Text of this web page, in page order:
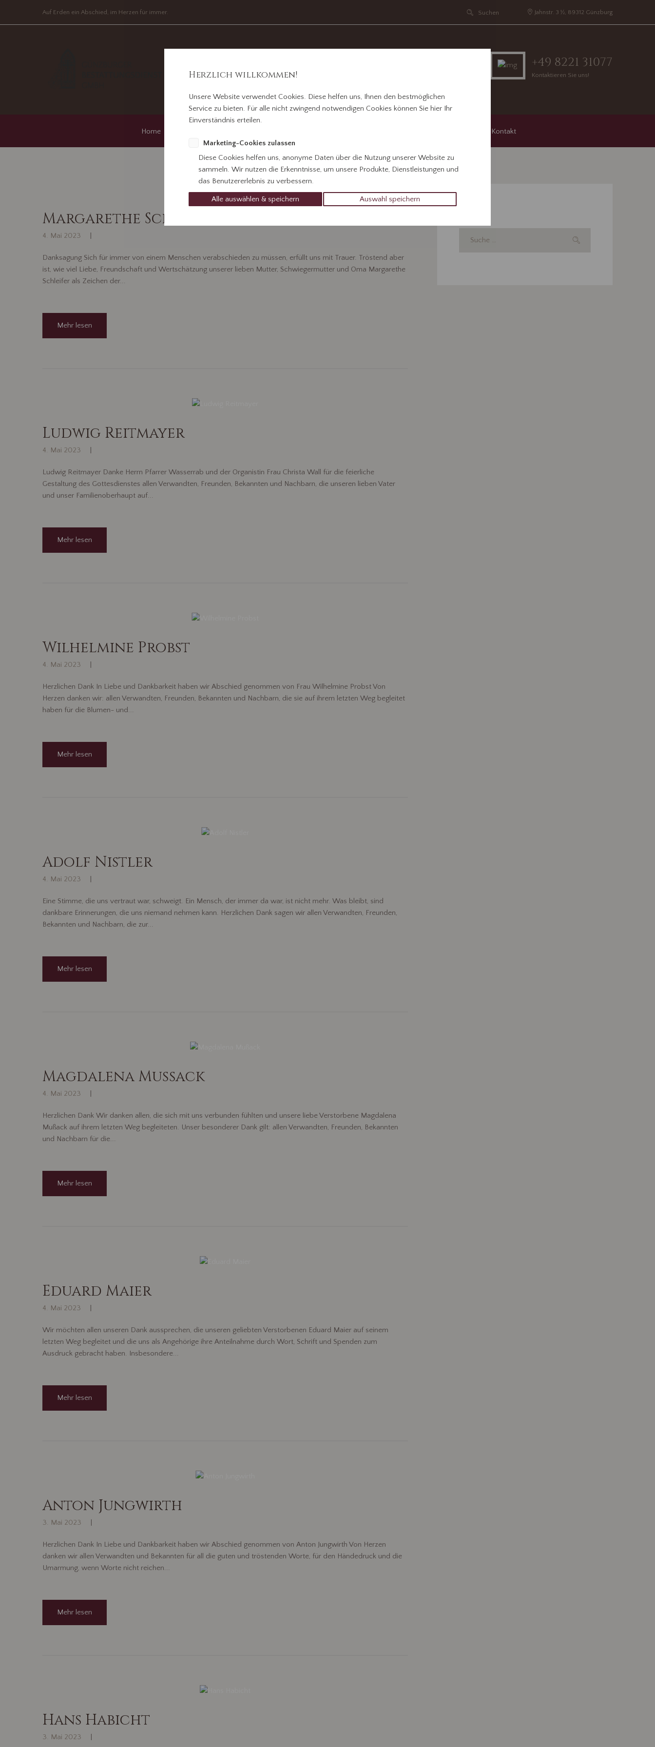
Auf Erden ein Abschied, im Herzen für immer. Jahnstr. 3 ½, 89312 Günzburg
+49 8221 31077
Kontaktieren Sie uns!
Home Kontakt
Margarethe Schleifer
4. Mai 2023
Danksagung Sich für immer von einem Menschen verabschieden zu müssen, erfüllt uns mit Trauer. Tröstend aber
ist, wie viel Liebe, Freundschaft und Wertschätzung unserer lieben Mutter, Schwiegermutter und Oma Margarethe
Schleifer als Zeichen der...
Mehr lesen
Ludwig Reitmayer
4. Mai 2023
Ludwig Reitmayer Danke Herrn Pfarrer Wasserrab und der Organistin Frau Christa Wall für die feierliche
Gestaltung des Gottesdienstes allen Verwandten, Freunden, Bekannten und Nachbarn, die unseren lieben Vater
und unser Familienoberhaupt auf...
Mehr lesen
Wilhelmine Probst
4. Mai 2023
Herzlichen Dank In Liebe und Dankbarkeit haben wir Abschied genommen von Frau Wilhelmine Probst Von
Herzen danken wir: allen Verwandten, Freunden, Bekannten und Nachbarn, die sie auf ihrem letzten Weg begleitet
haben für die Blumen- und...
Mehr lesen
Adolf Nistler
4. Mai 2023
Eine Stimme, die uns vertraut war, schweigt. Ein Mensch, der immer da war, ist nicht mehr. Was bleibt, sind
dankbare Erinnerungen, die uns niemand nehmen kann. Herzlichen Dank sagen wir allen Verwandten, Freunden,
Bekannten und Nachbarn, die zur...
Mehr lesen
Magdalena Mußack
4. Mai 2023
Herzlichen Dank Wir danken allen, die sich mit uns verbunden fühlten und unsere liebe Verstorbene Magdalena
Mußack auf ihrem letzten Weg begleiteten. Unser besonderer Dank gilt: allen Verwandten, Freunden, Bekannten
und Nachbarn für die...
Mehr lesen
Eduard Maier
4. Mai 2023
Wir möchten allen unseren Dank aussprechen, die unseren geliebten Verstorbenen Eduard Maier auf seinem
letzten Weg begleitet und die uns als Angehörige ihre Anteilnahme durch Wort, Schrift und Spenden zum
Ausdruck gebracht haben. Insbesondere...
Mehr lesen
Anton Jungwirth
3. Mai 2023
Herzlichen Dank In Liebe und Dankbarkeit haben wir Abschied genommen von Anton Jungwirth Von Herzen
danken wir allen Verwandten und Bekannten für all die guten und tröstenden Worte, für den Händedruck und die
Umarmung, wenn Worte nicht reichen...
Mehr lesen
Hans Habicht
3. Mai 2023
Herzlich willkommen!
Unsere Website verwendet Cookies. Diese helfen uns, Ihnen den bestmöglichen
Service zu bieten. Für alle nicht zwingend notwendigen Cookies können Sie hier Ihr
Einverständnis erteilen.
Marketing-Cookies zulassen
Diese Cookies helfen uns, anonyme Daten über die Nutzung unserer Website zu
sammeln. Wir nutzen die Erkenntnisse, um unsere Produkte, Dienstleistungen und
das Benutzererlebnis zu verbessern.
Alle auswählen & speichern Auswahl speichern